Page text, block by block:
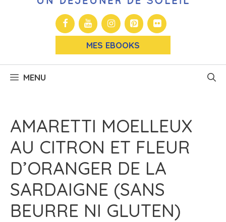
MES EBOOKS
MENU
AMARETTI MOELLEUX
AU CITRON ET FLEUR
D’ORANGER DE LA
SARDAIGNE (SANS
BEURRE NI GLUTEN)